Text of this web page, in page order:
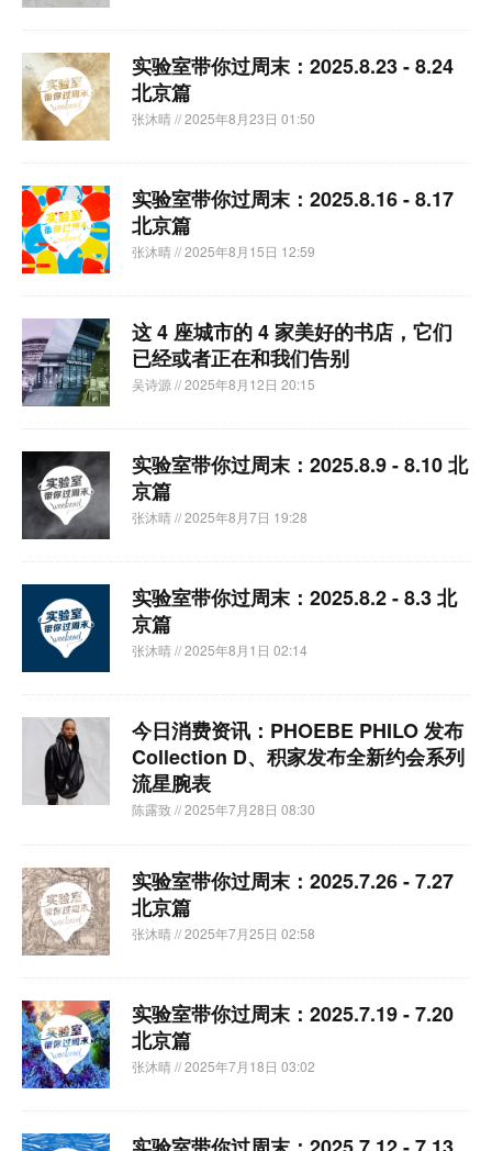
实验室带你过周末：2025.8.23 - 8.24
北京篇
张沐晴// 2025年8月23日 01:50
实验室带你过周末：2025.8.16 - 8.17
北京篇
张沐晴// 2025年8月15日 12:59
这 4 座城市的 4 家美好的书店，它们
已经或者正在和我们告别
吴诗源 // 2025年8月12日 20:15
实验室带你过周末：2025.8.9 - 8.10 北
京篇
张沐晴// 2025年8月7日 19:28
实验室带你过周末：2025.8.2 - 8.3 北
京篇
张沐晴// 2025年8月1日 02:14
今日消费资讯：PHOEBE PHILO 发布
Collection D、积家发布全新约会系列
流星腕表
陈露致// 2025年7月28日 08:30
实验室带你过周末：2025.7.26 - 7.27
北京篇
张沐晴// 2025年7月25日 02:58
实验室带你过周末：2025.7.19 - 7.20
北京篇
张沐晴// 2025年7月18日 03:02